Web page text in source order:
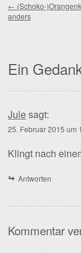
← (Schoko-
anders
Ein
Julesagt:
25. Februar 2015 um
Klingt nach
Antworten
Kommentar